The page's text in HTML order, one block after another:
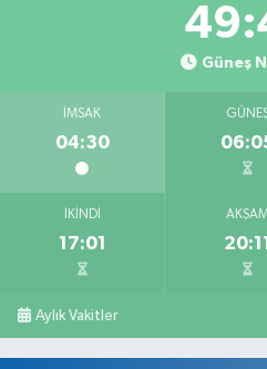
Gölbahçe Mahallesi, Gazi Bulvarı
Yol Tarifi Al
Cumhuriyet Mahallesi, Uğur Mumcu
Serkan Eczanesi
Kurtuluş Mahallesi, Hakkı Yağcı
0 (276) 227 27 20
Güneş
İMSAK
04:30
İKINDI
17:01 20:11
Aylık Vakitler